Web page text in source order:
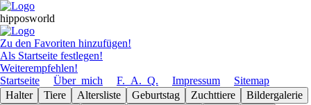
hipposworld
Zu den Favoriten hinzufügen!
Als Startseite festlegen!
Weiterempfehlen!
Startseite
Über_mich F._A._Q. Impressum
Sitemap
Halter
Tiere Altersliste Geburts­tag Zuchttiere
Bilder­galerie